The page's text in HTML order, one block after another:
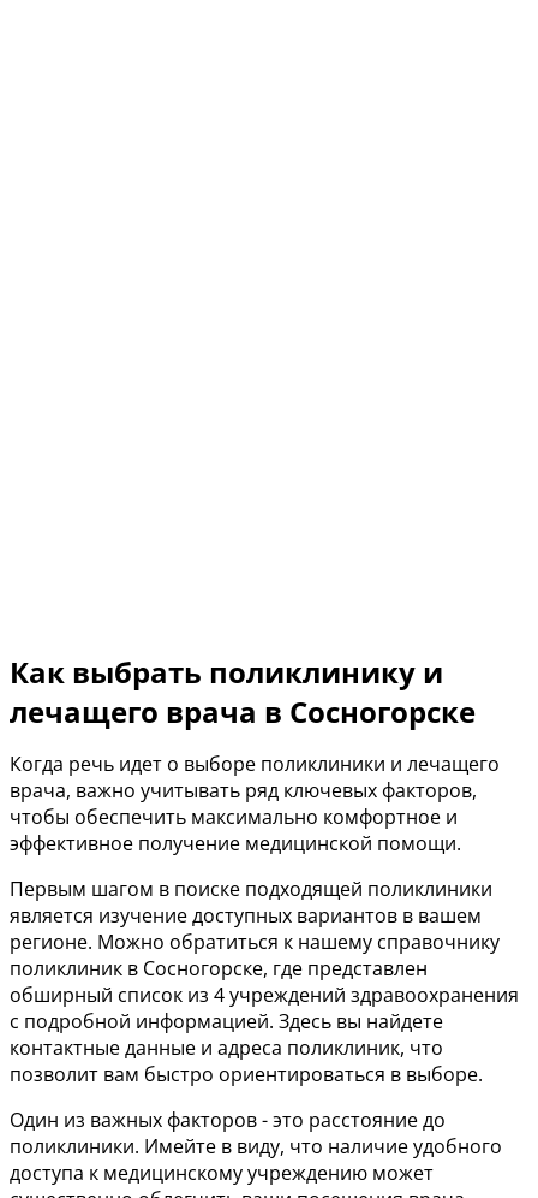
Как выбрать поликлинику и
лечащего врача в Сосногорске
Когда речь идет о выборе поликлиники и лечащего
врача, важно учитывать ряд ключевых факторов,
чтобы обеспечить максимально комфортное и
эффективное получение медицинской помощи.
Первым шагом в поиске подходящей поликлиники
является изучение доступных вариантов в вашем
регионе. Можно обратиться к нашему справочнику
поликлиник в Сосногорске, где представлен
обширный список из 4 учреждений здравоохранения
с подробной информацией. Здесь вы найдете
контактные данные и адреса поликлиник, что
позволит вам быстро ориентироваться в выборе.
Один из важных факторов - это расстояние до
поликлиники. Имейте в виду, что наличие удобного
доступа к медицинскому учреждению может